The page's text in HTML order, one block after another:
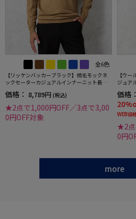
全6色
【リッケンバッカーブラック】梳毛モックネ
ックセーターカジュアルインナーニット長袖
価格： 8,789円 (税込)
★2点で1,000円OFF／3点で3,00
0円OFF対象
【ウ
ジュア
価格：
WEB価
★2点
0円
more